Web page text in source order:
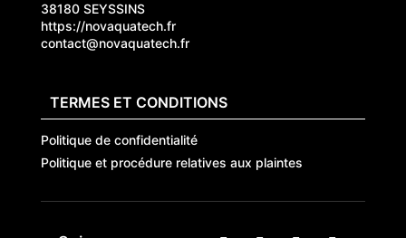
38180 SEYSSINS
https://novaquatech.fr
contact@novaquatech.fr
TERMES ET CONDITIONS
Politique de confidentialité
Politique et procédure relatives aux plaintes